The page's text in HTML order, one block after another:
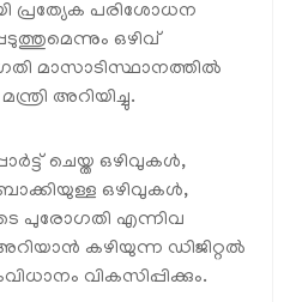
പ്രത്യേക പരിശോധന
ഒഴിവ്
മാസാടിസ്ഥാനത്തിൽ
അറിയിച്ചു.
ചെയ്ത ഒഴിവുകൾ,
ബാക്കിയുള്ള ഒഴിവുകൾ,
പുരോഗതി എന്നിവ
കഴിയുന്ന ഡിജിറ്റൽ
വികസിപ്പിക്കും.